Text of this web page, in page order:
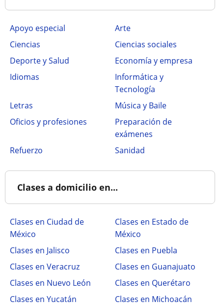
Apoyo especial
Arte
Ciencias
Ciencias sociales
Deporte y Salud
Economía y empresa
Idiomas
Informática y
Tecnología
Letras
Música y Baile
Oficios y profesiones
Preparación de
exámenes
Refuerzo
Sanidad
Clases a domicilio en...
Clases en Ciudad de
México
Clases en Estado de
México
Clases en Jalisco
Clases en Puebla
Clases en Veracruz
Clases en Guanajuato
Clases en Nuevo León
Clases en Querétaro
Clases en Yucatán
Clases en Michoacán